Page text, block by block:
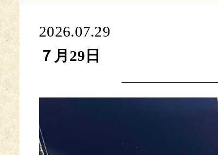
2026.07.29
７月29日